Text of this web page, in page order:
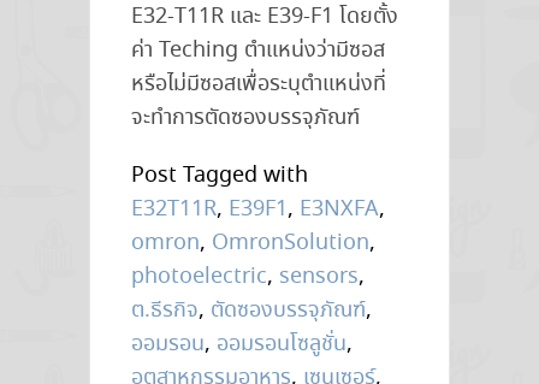
E32-T11R และ E39-F1 โดยตั้ง
ค่า Teching ตำแหน่งว่ามีซอส
หรือไม่มีซอสเพื่อระบุตำแหน่งที่
จะทำการตัดซองบรรจุภัณฑ์
Post Tagged with
E32T11R, E39F1, E3NXFA,
omron, OmronSolution,
photoelectric, sensors,
ต.ธีรกิจ, ตัดซองบรรจุภัณฑ์,
ออมรอน, ออมรอนโซลูชั่น,